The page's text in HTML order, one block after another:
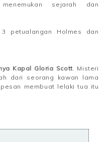
sejarah dan
petualangan Holmes dan
Kapal Gloria Scott. Misteri
dari seorang kawan lama
membuat lelaki tua itu